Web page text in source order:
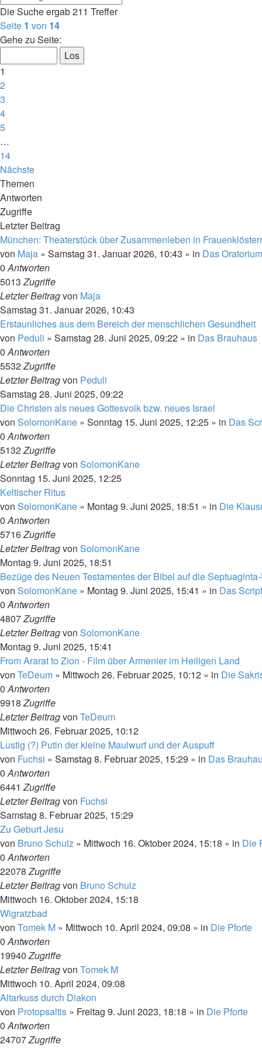
Die Suche ergab 211 Treffer
Seite 1 von 14
Gehe zu Seite:
1
2
3
4
5
…
14
Nächste
Themen
Antworten
Zugriffe
Letzter Beitrag
München: Theaterstück über Zusammenleben in
von Maja » Samstag 31. Januar 2026, 10:43 » in Das Oratorium
0Antworten
5013Zugriffe
Letzter Beitragvon Maja
Samstag 31. Januar 2026, 10:43
Erstaunliches aus dem Bereich der menschlichen Gesundheit
von Peduli » Samstag 28. Juni 2025, 09:22 » in Das Brauhaus
0Antworten
5532Zugriffe
Letzter Beitragvon Peduli
Samstag 28. Juni 2025, 09:22
Die Christen als neues Gottesvolk bzw. neues Israel
von SolomonKane » Sonntag 15. Juni 2025, 12:25 » in Das
0Antworten
5132Zugriffe
Letzter Beitragvon SolomonKane
Sonntag 15. Juni 2025, 12:25
Keltischer Ritus
von SolomonKane » Montag 9. Juni 2025, 18:51 » in Die
0Antworten
5716Zugriffe
Letzter Beitragvon SolomonKane
Montag 9. Juni 2025, 18:51
Bezüge des Neuen Testamentes der Bibel auf die
von SolomonKane » Montag 9. Juni 2025, 15:41 » in Das
0Antworten
4807Zugriffe
Letzter Beitragvon SolomonKane
Montag 9. Juni 2025, 15:41
From Ararat to Zion - Film über Armenier im Heiligen Land
von TeDeum » Mittwoch 26. Februar 2025, 10:12 » in Die
0Antworten
9918Zugriffe
Letzter Beitragvon TeDeum
Mittwoch 26. Februar 2025, 10:12
Lustig (?) Putin der kleine Maulwurf und der Auspuff
von Fuchsi » Samstag 8. Februar 2025, 15:29 » in Das
0Antworten
6441Zugriffe
Letzter Beitragvon Fuchsi
Samstag 8. Februar 2025, 15:29
Zu Geburt Jesu
von Bruno Schulz » Mittwoch 16. Oktober 2024, 15:18 » in Die
0Antworten
22078Zugriffe
Letzter Beitragvon Bruno Schulz
Mittwoch 16. Oktober 2024, 15:18
Wigratzbad
von Tomek M » Mittwoch 10. April 2024, 09:08 » in Die Pforte
0Antworten
19940Zugriffe
Letzter Beitragvon Tomek M
Mittwoch 10. April 2024, 09:08
Altarkuss durch Diakon
von Protopsaltis » Freitag 9. Juni 2023, 18:18 » in Die Pforte
0Antworten
24707Zugriffe